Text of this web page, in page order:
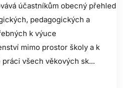
účastníkům obecný přehled
pedagogických a
k výuce
mimo prostor školy a k
všech věkových sk...